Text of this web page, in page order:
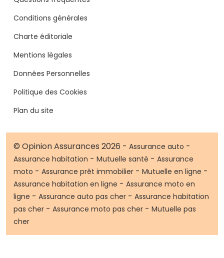
Conditions générales
Charte éditoriale
Mentions légales
Données Personnelles
Politique des Cookies
Plan du site
© Opinion Assurances 2026 - Assurance auto -
Assurance habitation - Mutuelle santé - Assurance
moto - Assurance prêt immobilier - Mutuelle en ligne -
Assurance habitation en ligne - Assurance moto en
ligne - Assurance auto pas cher - Assurance habitation
pas cher - Assurance moto pas cher - Mutuelle pas
cher